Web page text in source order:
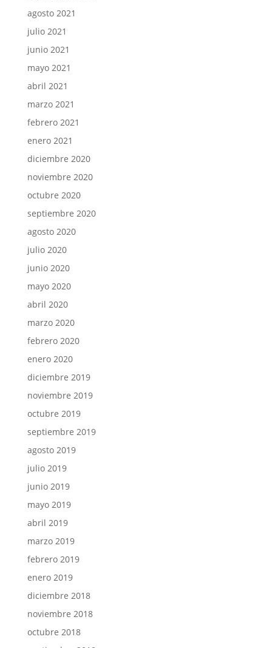
agosto 2021
julio 2021
junio 2021
mayo 2021
abril 2021
marzo 2021
febrero 2021
enero 2021
diciembre 2020
noviembre 2020
octubre 2020
septiembre 2020
agosto 2020
julio 2020
junio 2020
mayo 2020
abril 2020
marzo 2020
febrero 2020
enero 2020
diciembre 2019
noviembre 2019
octubre 2019
septiembre 2019
agosto 2019
julio 2019
junio 2019
mayo 2019
abril 2019
marzo 2019
febrero 2019
enero 2019
diciembre 2018
noviembre 2018
octubre 2018